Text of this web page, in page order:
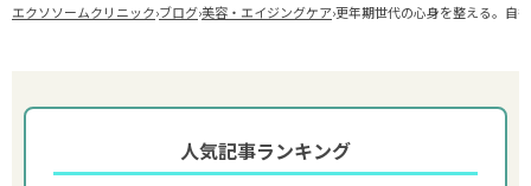
エクソソームクリニック›ブログ›美容・エイジングケア›更年期世代の心身を整える。自
人気記事ランキング